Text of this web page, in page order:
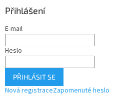
Přihlášení
E-mail
Heslo
PŘIHLÁSIT SE
Nová registraceZapomenuté heslo